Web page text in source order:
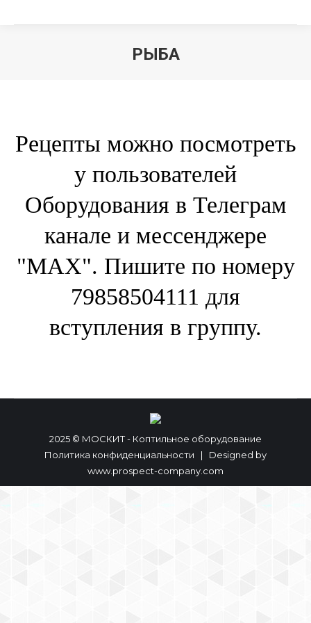
РЫБА
Рецепты можно посмотреть
у пользователей
Оборудования в Телеграм
канале и мессенджере
"МАХ". Пишите по номеру
79858504111 для
вступления в группу.
2025 © МОСКИТ - Коптильное оборудование
Политика конфиденциальности | Designed by
www.prospect-company.com